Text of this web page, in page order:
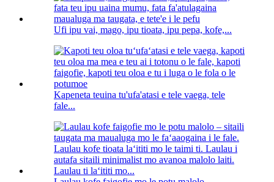
Ufi ipu vai, mago, ipu tioata, ipu pepa, kofe,...
Kapeneta teuina tu'ufa'atasi e tele vaega, tele
fale...